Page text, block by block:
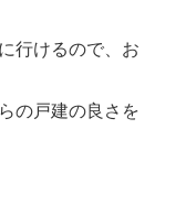
行けるので、お
の戸建の良さを